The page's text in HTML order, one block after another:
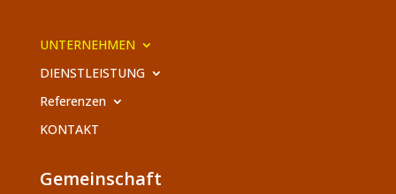
UNTERNEHMEN
DIENSTLEISTUNG
Referenzen
KONTAKT
Gemeinschaft